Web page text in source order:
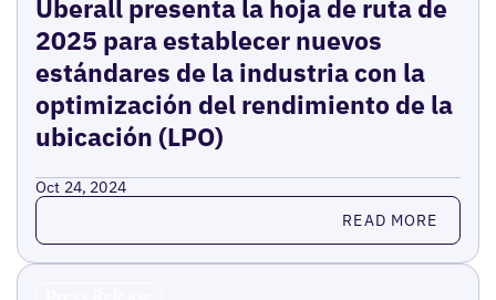
Uberall presenta la hoja de ruta de
2025 para establecer nuevos
estándares de la industria con la
optimización del rendimiento de la
ubicación (LPO)
Oct 24, 2024
Read more READ MORE